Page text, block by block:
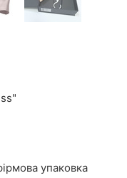
упаковка